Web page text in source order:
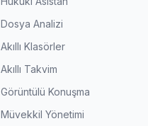
Dosya Analizi
Akıllı Klasörler
Akıllı Takvim
Görüntülü Konuşma
Müvekkil Yönetimi